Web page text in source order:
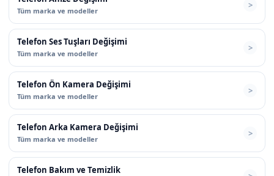
Tüm marka ve modeller
Telefon Ses Tuşları Değişimi
Tüm marka ve modeller
Telefon Ön Kamera Değişimi
Tüm marka ve modeller
Telefon Arka Kamera Değişimi
Tüm marka ve modeller
Telefon Bakım ve Temizlik